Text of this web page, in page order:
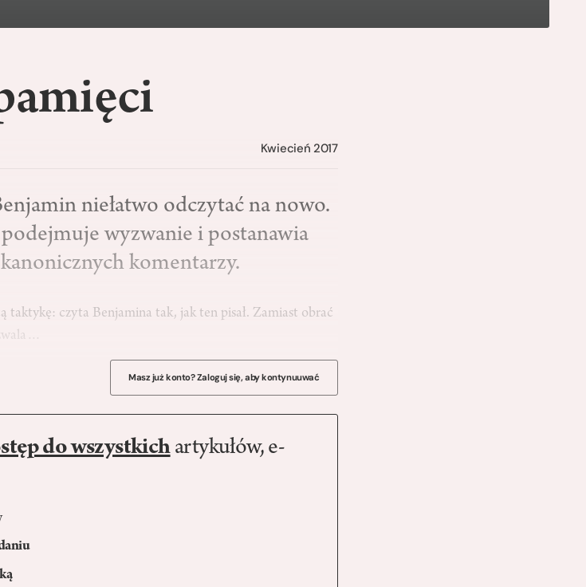
Kwiecień 2017
niełatwo odczytać na nowo.
wyzwanie i postanawia
komentarzy.
taktykę: czyta Benjamina tak, jak ten pisał. Zamiast obrać
Masz już konto? Zaloguj się, aby kontynuuwać
do wszystkichartykułów, e-